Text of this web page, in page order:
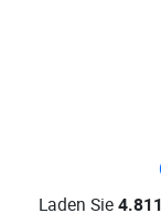
Laden Sie